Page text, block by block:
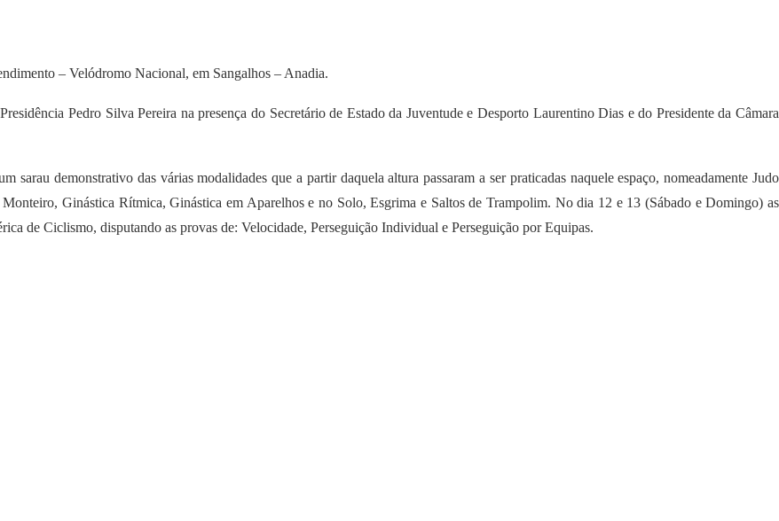
– Velódromo Nacional, em Sangalhos – Anadia.
Pedro Silva Pereira na presença do Secretário de Estado da Juventude e Desporto Laurentino Dias e do Presidente da Câmara
sarau demonstrativo das várias modalidades que a partir daquela altura passaram a ser praticadas naquele espaço, nomeadamente Judo
Ginástica Rítmica, Ginástica em Aparelhos e no Solo, Esgrima e Saltos de Trampolim. No dia 12 e 13 (Sábado e Domingo) as
de Ciclismo, disputando as provas de: Velocidade, Perseguição Individual e Perseguição por Equipas.